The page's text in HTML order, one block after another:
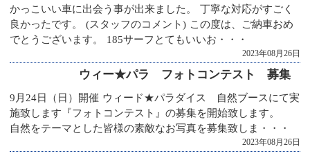
かっこいい車に出会う事が出来ました。 丁寧な対応がすごく
良かったです。 (スタッフのコメント) この度は、ご納車おめ
でとうございます。 185サーフとてもいいお・・・
2023年08月26日
ウィー★パラ フォトコンテスト 募集
9月24日（日）開催 ウィード★パラダイス 自然ブースにて実
施致します『フォトコンテスト』の募集を開始致します。
自然をテーマとした皆様の素敵なお写真を募集致しま・・・
2023年08月26日